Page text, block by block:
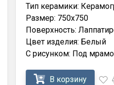
Тип керамики:
Размер: 750x750
Поверхность:
Цвет изделия: Белый
С рисунком: Под
В корзину